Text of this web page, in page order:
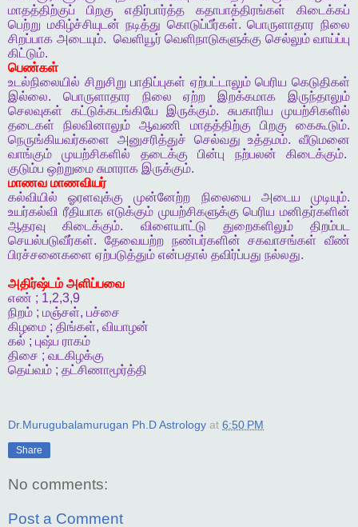
மாதத்திற்குப்
பிறகு எதிர்பார்த்த கதாபாத்திரங்கள்
கிடைக்கப்
பெற்று மகிழ்ச்சியுடன் நடித்து கொடுப்பீர்கள்.பொருளாதார நிலை
சிறப்பாக அடையும். வெளியூர் வெளிநாடுகளுக்கு செல்லும் வாய்ப்பு
கிட்டும்.
பெண்கள்
உடல்நிலையில் சிறுசிறு பாதிப்புகள் ஏற்பட்டாலும் பெரிய கெடுதிகள்
இல்லை. பொருளாதார நிலை ஏற்ற இறக்கமாக
இருந்தாலும்
செலவுகள்
கட்டுக்கடங்கியே இருக்கும். சுபகாரிய
முயற்சிகளில்
தடைகள்
நிலவினாலும் ஆவணி மாதத்திற்கு பிறகு கைகூடும்.
நெருங்கியவர்களை
அனுசரித்துச் செல்வது உத்தமம். வீடுமனை
வாங்கும்
முயற்சிகளில் தடைக்கு பின்பு நற்பலன் கிடைக்கும்.
குடும்ப ஒற்றுமை சுமாராக இருக்கும்.
மாணவ மாணவியர்
கல்வியில்
ஓரளவுக்கு முன்னேற்ற நிலையை அடைய முடியும்.
உயர்கல்வி ரீதியாக எடுக்கும் முயற்சிகளுக்கு பெரிய மனிதர்களின்
ஆதரவு
கிடைக்கும். விளையாட்டு துறைகளிலும்
திறம்பட
செயல்படுவீர்கள். தேவையற்ற நண்பர்களின் சகவாசங்கள்
வீண்
பிரச்சனைகளை ஏற்படுத்தும் என்பதால் தவிர்ப்பது நல்லது.
அதிர்ஷ்டம் அளிப்பவை
எண் ; 1,2,3,9
நிறம் ; மஞ்சள், பச்சை
கிழமை ; திங்கள், வியாழன்
கல் ; புஷ்ப ராகம்
திசை ; வடகிழக்கு
தெய்வம் ; தட்சிணாமூர்த்தி
Dr.Murugubalamurugan Ph.D Astrology at 6:50 PM
Share
No comments:
Post a Comment